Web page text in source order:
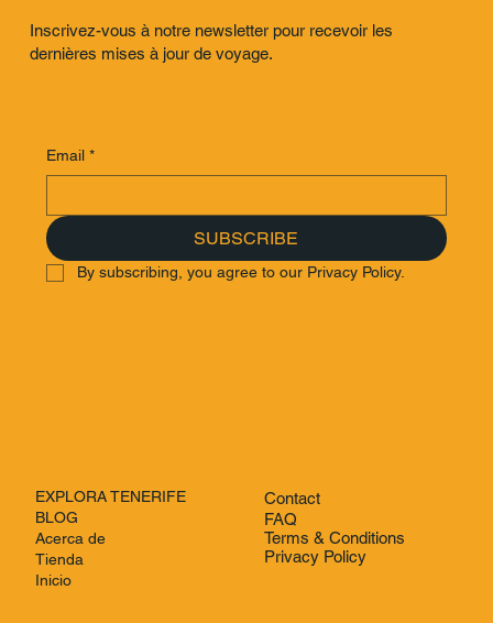
Inscrivez-vous à notre newsletter pour recevoir les
dernières mises à jour de voyage.
Email *
SUBSCRIBE
By subscribing, you agree to our Privacy Policy.
EXPLORA TENERIFE
BLOG
Acerca de
Tienda
Inicio
Contact
FAQ
Terms & Conditions
Privacy Policy